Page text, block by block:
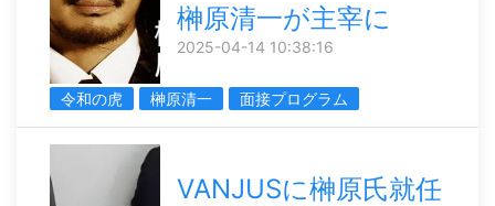
榊󠄀原清一が主宰に
2025-04-14 10:38:16
令和の虎 榊󠄀原清一 面接プログラム
VANJUSに榊󠄀原氏就任